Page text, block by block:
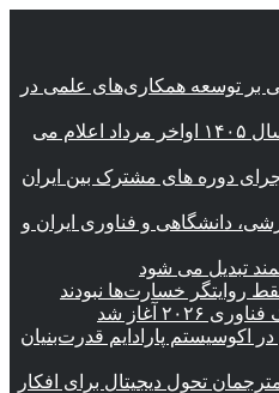
بر توسعه همکاری‌های علمی در
نتایج نهایی آزمون دکتری سال ۱۴۰۵ اواخر مرداد اعلام می
دوره های مشترک بین ایران
دانشگاهی و فناوری ایران و
تبدیل می شود
روایتگر خسارت‌ها نبودند
آغاز شد
اکوسیستم پارادایم قدرت‌بنیان
تحول دیجیتال برای افکار